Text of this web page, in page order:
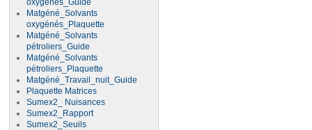
Matgéné_Solvants
oxygénés_Plaquette
Matgéné_Solvants
pétroliers_Guide
Matgéné_Solvants
pétroliers_Plaquette
Matgéné_Travail_nuit_Guide
Plaquette Matrices
Sumex2_ Nuisances
Sumex2_Rapport
Sumex2_Seuils